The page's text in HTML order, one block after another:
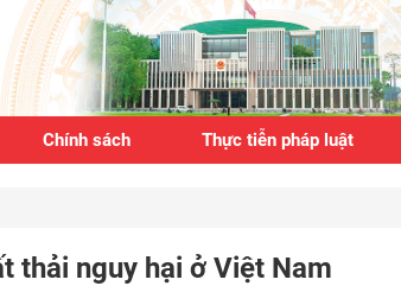
Chính sách Thực tiễn pháp luật
thải nguy hại ở Việt Nam